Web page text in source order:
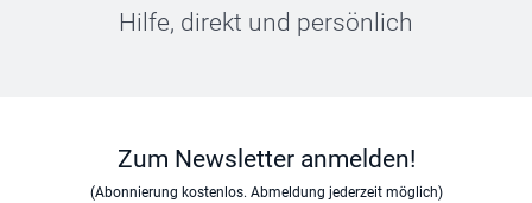
Hilfe, direkt und persönlich
Zum Newsletter anmelden!
(Abonnierung kostenlos. Abmeldung jederzeit möglich)